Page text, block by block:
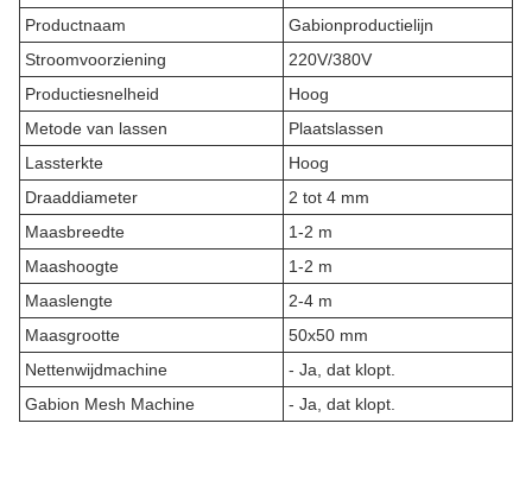
Productnaam
Gabionproductielijn
Stroomvoorziening
220V/380V
Productiesnelheid
Hoog
Metode van lassen
Plaatslassen
Lassterkte
Hoog
Draaddiameter
2 tot 4 mm
Maasbreedte
1-2 m
Maashoogte
1-2 m
Maaslengte
2-4 m
Maasgrootte
50x50 mm
Nettenwijdmachine
- Ja, dat klopt.
Gabion Mesh Machine
- Ja, dat klopt.